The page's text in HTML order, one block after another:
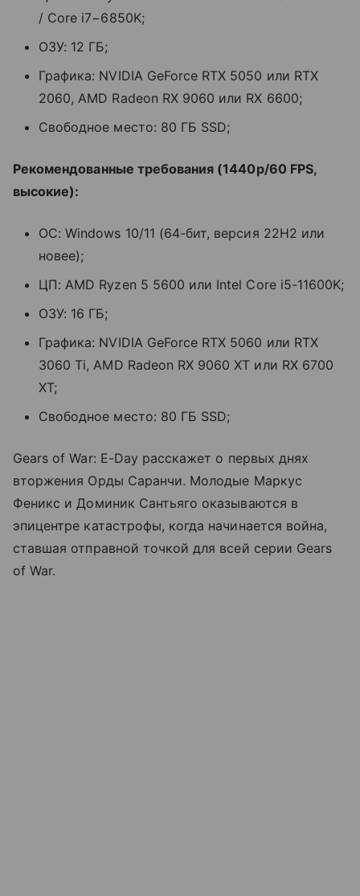
/ Core i7−6850K;
ОЗУ: 12 ГБ;
Графика: NVIDIA GeForce RTX 5050 или RTX
2060, AMD Radeon RX 9060 или RX 6600;
Свободное место: 80 ГБ SSD;
Рекомендованные требования (1440p/60 FPS,
высокие):
ОС: Windows 10/11 (64-бит, версия 22H2 или
новее);
ЦП: AMD Ryzen 5 5600 или Intel Core i5-11600K;
ОЗУ: 16 ГБ;
Графика: NVIDIA GeForce RTX 5060 или RTX
3060 Ti, AMD Radeon RX 9060 XT или RX 6700
XT;
Свободное место: 80 ГБ SSD;
Gears of War: E-Day расскажет о первых днях
вторжения Орды Саранчи. Молодые Маркус
Феникс и Доминик Сантьяго оказываются в
эпицентре катастрофы, когда начинается война,
ставшая отправной точкой для всей серии Gears
of War.